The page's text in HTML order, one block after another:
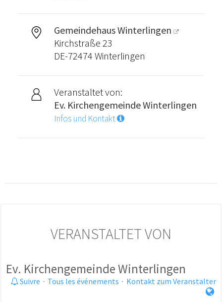
Gemeindehaus Winterlingen
Kirchstraße 23
DE-72474 Winterlingen
Veranstaltet von:
Ev. Kirchengemeinde Winterlingen
Infos und Kontakt
VERANSTALTET VON
Ev. Kirchengemeinde Winterlingen
Suivre · Tous les événements · Kontakt zum Veranstalter